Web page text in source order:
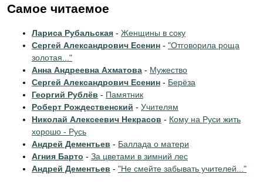
Самое читаемое
Лариса Рубальская - Женщины в соку
Сергей Александрович Есенин - "Отговорила роща
золотая..."
Анна Андреевна Ахматова - Мужество
Сергей Александрович Есенин - Берёза
Георгий Рублёв - Памятник
Роберт Рождественский - Учителям
Николай Алексеевич Некрасов - Кому на Руси жить
хорошо - Русь
Андрей Дементьев - Баллада о матери
Агния Барто - За цветами в зимний лес
Андрей Дементьев - "Не смейте забывать учителей..."